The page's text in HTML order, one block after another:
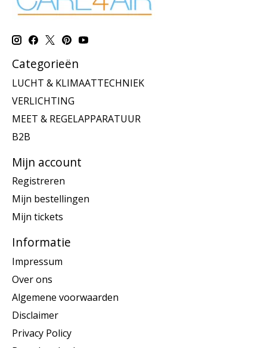
Categorieën
LUCHT & KLIMAATTECHNIEK
VERLICHTING
MEET & REGELAPPARATUUR
B2B
Mijn account
Registreren
Mijn bestellingen
Mijn tickets
Informatie
Impressum
Over ons
Algemene voorwaarden
Disclaimer
Privacy Policy